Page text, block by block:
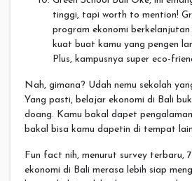
tinggi, tapi worth to mention!
program ekonomi
kuat buat kamu yang pengen
Plus, kampusnya super eco-
Nah, gimana? Udah nemu sekolah
Yang pasti, belajar ekonomi di Bali
doang. Kamu bakal dapet
bakal bisa kamu dapetin di tempat
Fun fact nih, menurut survey terbaru,
ekonomi di Bali merasa lebih siap